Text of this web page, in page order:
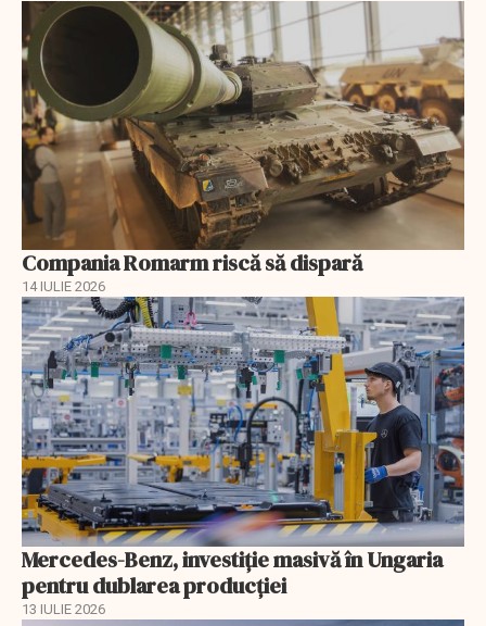
Compania Romarm riscă să dispară
14 IULIE 2026
Mercedes-Benz, investiție masivă în Ungaria
pentru dublarea producției
13 IULIE 2026